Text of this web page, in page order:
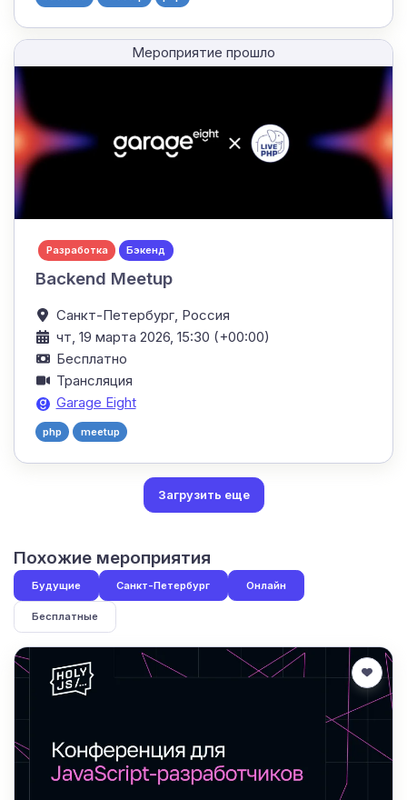
Мероприятие прошло
Разработка Бэкенд
Backend Meetup
Санкт-Петербург, Россия
чт, 19 марта 2026, 15:30 (+00:00)
Бесплатно
Трансляция
Garage Eight
php meetup
Загрузить еще
Похожие мероприятия
Будущие Санкт-Петербург Онлайн
Бесплатные